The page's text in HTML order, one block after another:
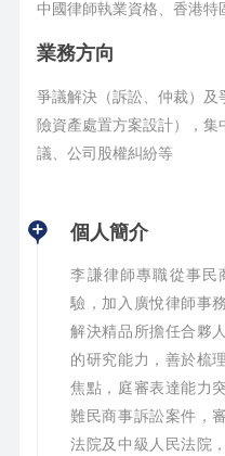
中國律師執業資格、香港特
業務方向
爭議解決（訴訟、仲裁）
險資產處置方案設計），
議、公司股權糾紛等
個人簡介
李謙律師專職從事民
驗，加入廣悅律師事
解決精品所擔任合夥
的研究能力，善於梳
焦點，庭審表達能力
難民商事訴訟案件，
法院及中級人民法院